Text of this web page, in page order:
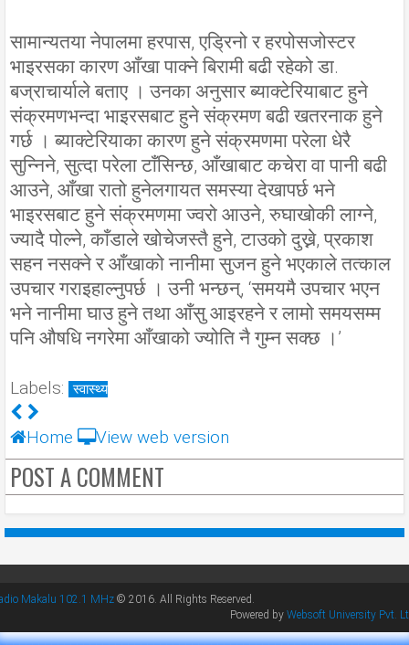
सामान्यतया नेपालमा हरपास, एडि्रनो र हरपोसजोस्टर
भाइरसका कारण आँखा पाक्ने बिरामी बढी रहेको डा.
बज्राचार्याले बताए । उनका अनुसार ब्याक्टेरियाबाट हुने
संक्रमणभन्दा भाइरसबाट हुने संक्रमण बढी खतरनाक हुने
गर्छ । ब्याक्टेरियाका कारण हुने संक्रमणमा परेला धेरै
सुन्निने, सुत्दा परेला टाँसिन्छ, आँखाबाट कचेरा वा पानी बढी
आउने, आँखा रातो हुनेलगायत समस्या देखापर्छ भने
भाइरसबाट हुने संक्रमणमा ज्वरो आउने, रुघाखोकी लाग्ने,
ज्यादै पोल्ने, काँडाले खोचेजस्तै हुने, टाउको दुख्ने, प्रकाश
सहन नसक्ने र आँखाको नानीमा सुजन हुने भएकाले तत्काल
उपचार गराइहाल्नुपर्छ । उनी भन्छन्, ‘समयमै उपचार भएन
भने नानीमा घाउ हुने तथा आँसु आइरहने र लामो समयसम्म
पनि औषधि नगरेमा आँखाको ज्योति नै गुम्न सक्छ ।’
Labels: स्वास्थ्य
Home View web version
POST A COMMENT
Makalu 102.1 MHz © 2016. All Rights Reserved.
Powered by Websoft University Pvt.